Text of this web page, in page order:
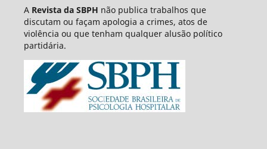
A Revista da SBPH não publica trabalhos que
discutam ou façam apologia a crimes, atos de
violência ou que tenham qualquer alusão político
partidária.